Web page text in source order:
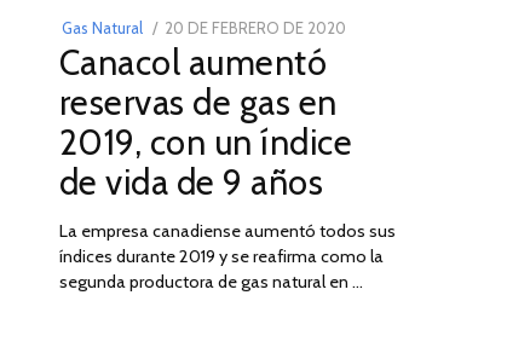
Gas Natural
POSTED
ON
20 DE FEBRERO DE 2020
2025
Canacol aumentó
reservas de gas en
2019, con un índice
de vida de 9 años
La empresa canadiense aumentó todos sus
índices durante 2019 y se reafirma como la
segunda productora de gas natural en …